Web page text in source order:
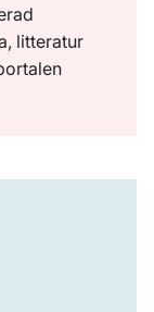
litteratur